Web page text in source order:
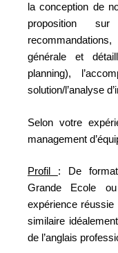
la conception de
proposition
générale et
planning),
solution/l’analyse
Selon votre
management
Profil : De
Grande Ecole
expérience
similaire
de l’anglais